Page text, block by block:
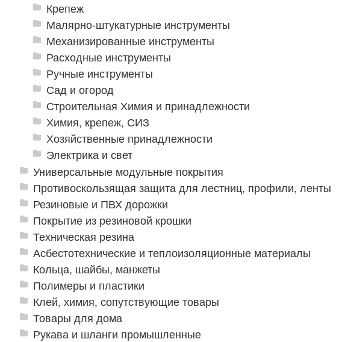
Крепеж
Малярно-штукатурные инструменты
Механизированные инструменты
Расходные инструменты
Ручные инструменты
Сад и огород
Строительная Химия и принадлежности
Химия, крепеж, СИЗ
Хозяйственные принадлежности
Электрика и свет
Универсальные модульные покрытия
Противоскользящая защита для лестниц, профили, ленты
Резиновые и ПВХ дорожки
Покрытие из резиновой крошки
Техническая резина
Асбестотехнические и теплоизоляционные материалы
Кольца, шайбы, манжеты
Полимеры и пластики
Клей, химия, сопутствующие товары
Товары для дома
Рукава и шланги промышленные